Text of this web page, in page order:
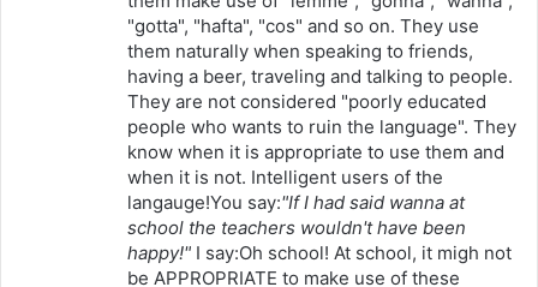
"gotta", "hafta", "cos" and so on. They use
them naturally when speaking to friends,
having a beer, traveling and talking to people.
They are not considered "poorly educated
people who wants to ruin the language". They
know when it is appropriate to use them and
when it is not. Intelligent users of the
langauge!You say:"If I had said wanna at
school the teachers wouldn't have been
happy!" I say:Oh school! At school, it migh not
be APPROPRIATE to make use of these